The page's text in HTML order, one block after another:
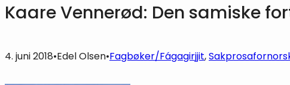
Kaare Vennerød: Den samiske
4. juni 2018•Edel Olsen•Fagbøker/Fágagirjjit, Sakprosa